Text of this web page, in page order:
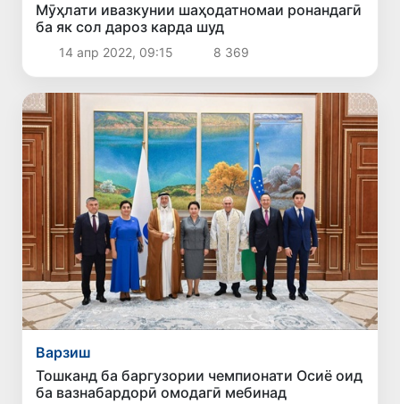
Мӯҳлати ивазкунии шаҳодатномаи ронандагӣ
ба як сол дароз карда шуд
14 апр 2022, 09:15 8 369
Варзиш
Тошканд ба баргузории чемпионати Осиё оид
ба вазнабардорӣ омодагӣ мебинад